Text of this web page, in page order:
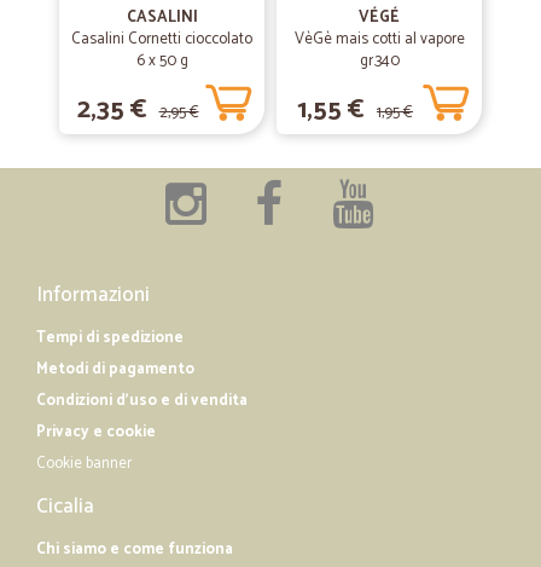
06/03/2019
— Beata S.
Servizio molto buono
Servizio molto buono. Prodotti ben imballati. Sono arrivati intatti.
Peccato, che per il pagamento in contanti, se lo volessi scegliere, c'e'
CASALINI
Casalini Cornetti cioccolato
6 x 50 g
2,35 € 2,95 €
VÉGÉ
VèGè mais cotti al vapore
gr.340
1,55 € 1,95 €
Informazioni
Tempi di spedizione
Metodi di pagamento
Condizioni d'uso e di vendita
Privacy e cookie
Cookie banner
Cicalia
Chi siamo e come funziona